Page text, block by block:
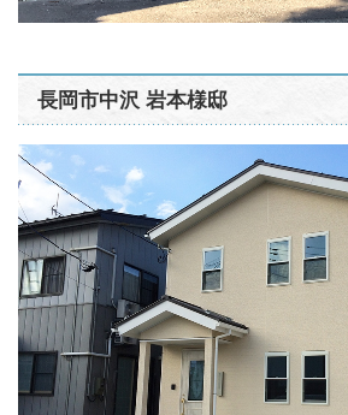
長岡市中沢 岩本様邸